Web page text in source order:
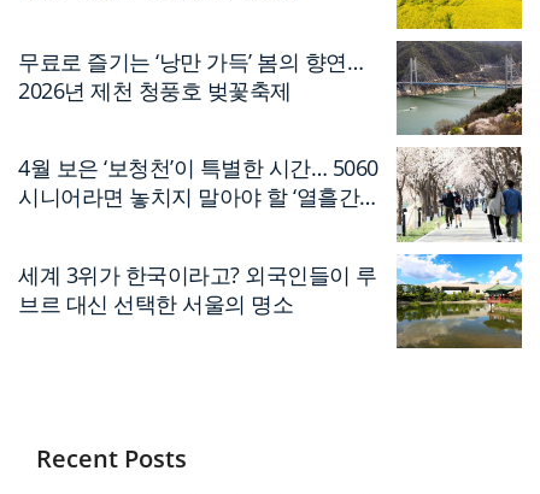
무료로 즐기는 ‘낭만 가득’ 봄의 향연…
2026년 제천 청풍호 벚꽃축제
4월 보은 ‘보청천’이 특별한 시간… 5060
시니어라면 놓치지 말아야 할 ‘열흘간의
세계 3위가 한국이라고? 외국인들이 루
브르 대신 선택한 서울의 명소
Recent Posts